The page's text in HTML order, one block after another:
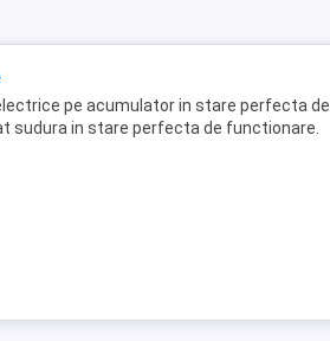
pe acumulator in stare perfecta de
sudura in stare perfecta de functionare.